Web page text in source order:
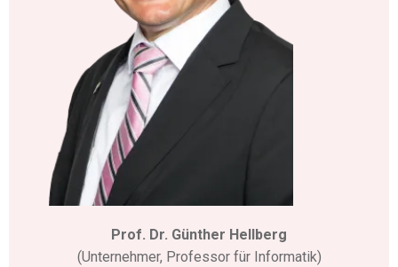
Prof. Dr. Günther Hellberg
(Unternehmer, Professor für Informatik)